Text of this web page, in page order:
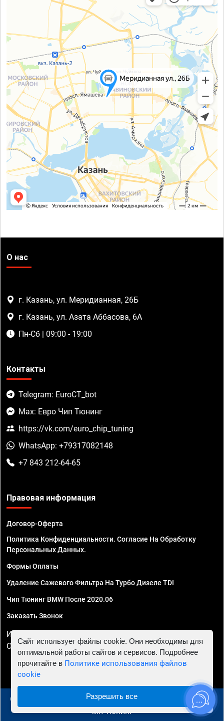
О нас
г. Казань, ул. Меридианная, 26Б
г. Казань, ул. Азата Аббасова, 6А
Пн-Сб | 09:00 - 19:00
Контакты
Telegram: EuroCT_bot
Max: Евро Чип Тюнинг
https://vk.com/euro_chip_tuning
WhatsApp: +79317082148
+7 843 212-64-65
Правовая информация
Договор-Оферта
Политика Конфиденциальности. Согласие На Обработку
Персональных Данных.
Формы Оплаты
Удаление Сажевого Фильтра На Турбо Дизеле TDI
Чип Тюнинг BMW После 2020.06
Заказать Звонок
ИП Смирнов Георгий Павлович. ИНН 781302555843,
ОГРНИП 324470400032610
© 2010 - 2026 Чип тюнинг в Казани - Автосервис "Евро
Чип Тюнинг"
Сайт использует файлы cookie. Они необходимы для
оптимальной работы сайтов и сервисов. Подробнее
прочитайте в Политике использования файлов
cookie
Разрешить все